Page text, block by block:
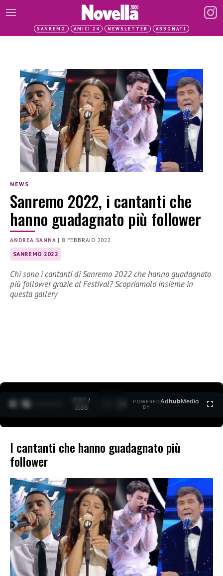
SANREMO AMICI 24 NEWSLETTER ABBONATI
NEWS
Sanremo 2022, i cantanti che
hanno guadagnato più follower
ANDREA SANNA | 8 FEBBRAIO 2022
SANREMO 2022
Chi sono i cantanti di Sanremo 2022 che hanno guadagnato
più follower grazie al Festival? Scopriamolo insieme in
questa gallery
0:27 /
3:35
POWERED
BY
AdhubMedia
I cantanti che hanno guadagnato più
follower